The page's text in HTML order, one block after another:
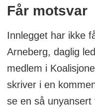
Får motsvar
Innlegget har ikke
Arneberg, daglig
medlem i
skriver i en
se en så